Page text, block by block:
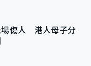
場傷人 港人母子分